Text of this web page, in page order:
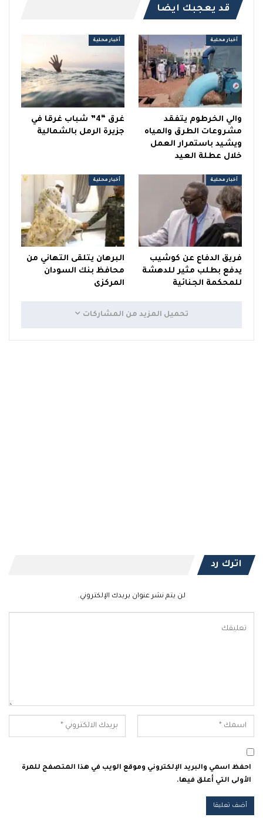
قد يعجبك ايضا
أخبار محلية
والي الخرطوم يتفقد
مشروعات الطرق والمياه
ويشيد باستمرار العمل
خلال عطلة العيد
أخبار محلية
غرق “4” شباب غرقا في
جزيرة الرمل بالشمالية
أخبار محلية
فريق الدفاع عن كوشيب
يدفع بطلب مثير للدهشة
للمحكمة الجنائية
أخبار محلية
البرهان يتلقى التهاني من
محافظ بنك السودان
المركزى
تحميل المزيد من المشاركات
اترك رد
لن يتم نشر عنوان بريدك الإلكتروني.
احفظ اسمي والبريد الإلكتروني وموقع الويب في هذا المتصفح للمرة
الأولى التي أعلق فيها.